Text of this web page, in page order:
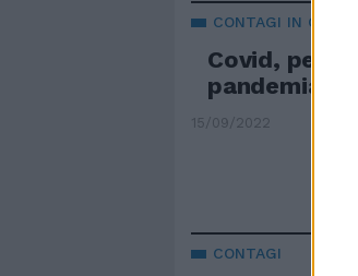
CONTAGI IN CALO
Covid, per
pandemia è
15/09/2022
CONTAGI